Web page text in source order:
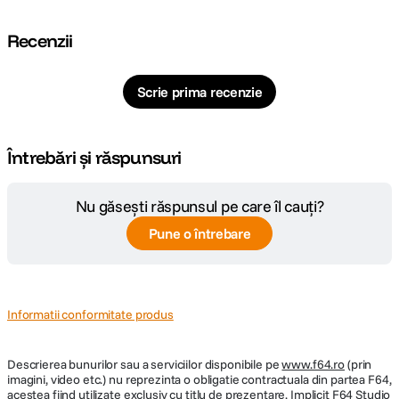
Recenzii
Scrie prima recenzie
Întrebări și răspunsuri
Nu găsești răspunsul pe care îl cauți?
Pune o întrebare
Informatii conformitate produs
Descrierea bunurilor sau a serviciilor disponibile pewww.f64.ro(prin
imagini, video etc.) nu reprezinta o obligatie contractuala din partea F64,
acestea fiind utilizate exclusiv cu titlu de prezentare. Implicit F64 Studio